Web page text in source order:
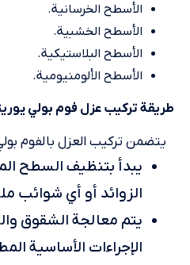
الأسطح الخرسانية.
الأسطح الخشبية.
الأسطح البلاستيكية.
الأسطح الألومنيومية.
طريقة تركيب عزل فوم بولي
يتضمن تركيب العزل بالفوم
يبدأ بتنظيف السطح
الزوائد أو أي شوائب
يتم معالجة الشقوق
الإجراءات الأساسية